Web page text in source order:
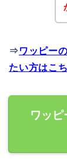
⇒ ワッピー
たい方はこ
ワッ